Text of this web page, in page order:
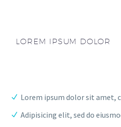
LOREM IPSUM DOLOR
Lorem ipsum dolor sit amet,
Adipisicing elit, sed do